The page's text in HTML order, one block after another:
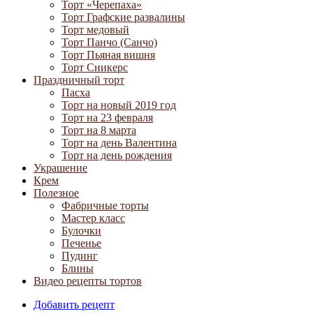
Торт «Черепаха»
Торт Графские развалины
Торт медовый
Торт Панчо (Санчо)
Торт Пьяная вишня
Торт Сникерс
Праздничный торт
Пасха
Торт на новый 2019 год
Торт на 23 февраля
Торт на 8 марта
Торт на день Валентина
Торт на день рождения
Украшение
Крем
Полезное
Фабричные торты
Мастер класс
Булочки
Печенье
Пудинг
Блины
Видео рецепты тортов
Добавить рецепт